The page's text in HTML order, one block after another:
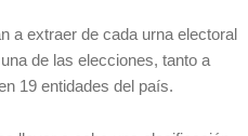
a extraer de cada urna electoral
de las elecciones, tanto a
19 entidades del país.